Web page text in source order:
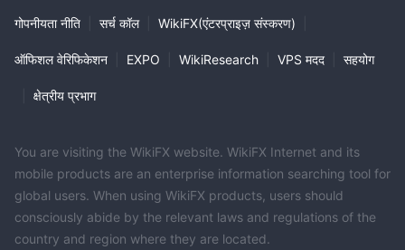
गोपनीयता नीति सर्च कॉल WikiFX(एंटरप्राइज़ संस्करण)
ऑफिशल वेरिफिकेशन EXPO WikiResearch VPS मदद सहयोग
क्षेत्रीय प्रभाग
You are visiting the WikiFX website. WikiFX Internet and its
mobile products are an enterprise information searching tool for
global users. When using WikiFX products, users should
consciously abide by the relevant laws and regulations of the
country and region where they are located.